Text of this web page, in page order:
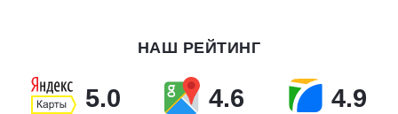
НАШ РЕЙТИНГ
5.0 4.6 4.9